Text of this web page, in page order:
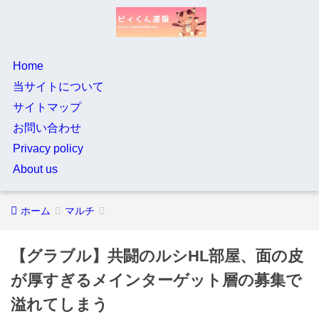
Home
当サイトについて
サイトマップ
お問い合わせ
Privacy policy
About us
ホーム マルチ
【グラブル】共闘のルシHL部屋、面の皮
が厚すぎるメインターゲット層の募集で
溢れてしまう